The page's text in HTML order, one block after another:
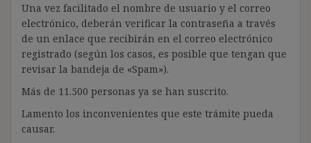
Una vez facilitado el nombre de usuario y el correo
electrónico, deberán verificar la contraseña a través
de un enlace que recibirán en el correo electrónico
registrado (según los casos, es posible que tengan que
revisar la bandeja de «Spam»).
Más de 11.500 personas ya se han suscrito.
Lamento los inconvenientes que este trámite pueda
causar.